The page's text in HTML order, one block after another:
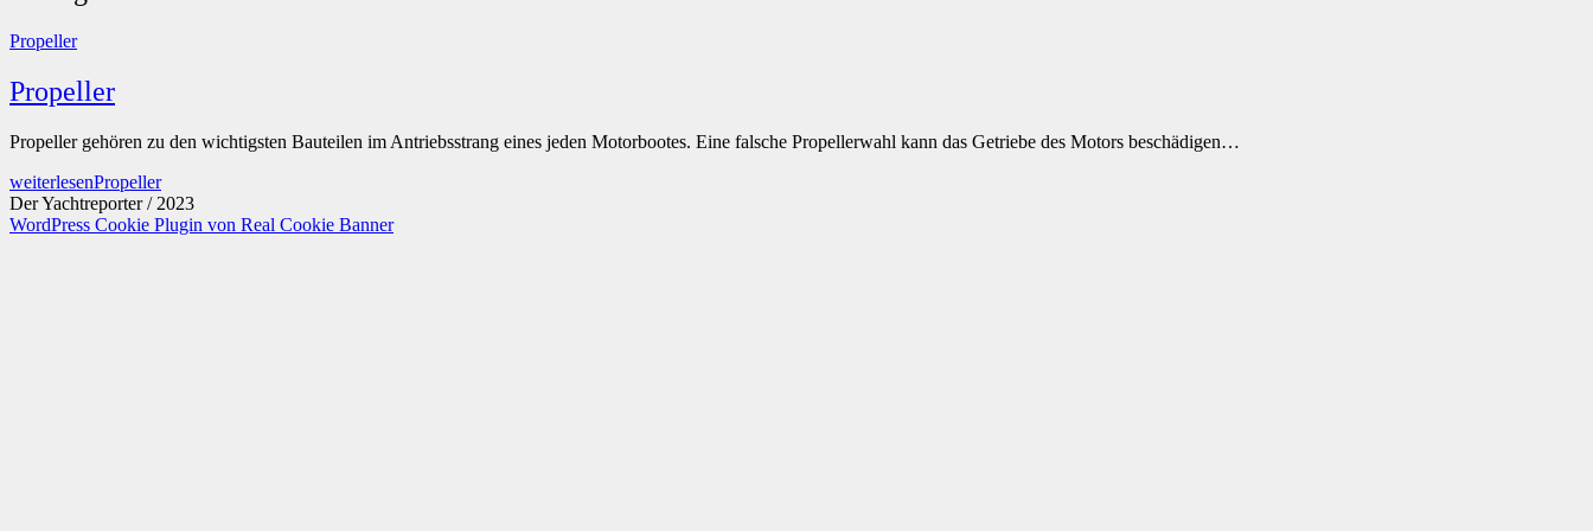
Propeller
Propeller
Propeller gehören zu den wichtigsten Bauteilen im Antriebsstrang eines jeden Motorbootes. Eine falsche Propellerwahl kann das Getriebe des Motors beschädigen…
weiterlesenPropeller
Der Yachtreporter / 2023
WordPress Cookie Plugin von Real Cookie Banner